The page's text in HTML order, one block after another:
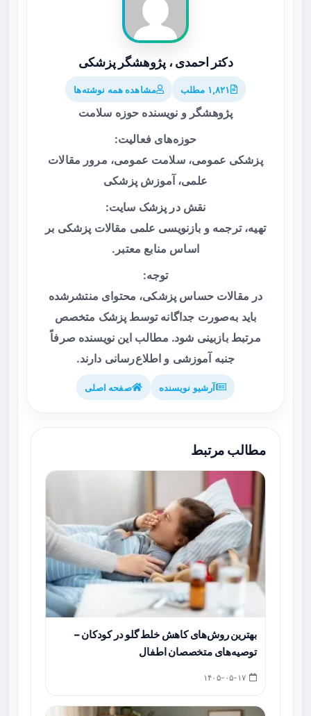
دکتر احمدی ، پژوهشگر پزشکی
۱,۸۲۱ مطلب مشاهده همه نوشته‌ها
پژوهشگر و نویسنده حوزه سلامت
حوزه‌های فعالیت:
پزشکی عمومی، سلامت عمومی، مرور مقالات
علمی، آموزش پزشکی
نقش در پزشک سایت:
تهیه، ترجمه و بازنویسی علمی مقالات پزشکی بر
اساس منابع معتبر.
توجه:
در مقالات حساس پزشکی، محتوای منتشرشده
باید به‌صورت جداگانه توسط پزشک متخصص
مرتبط بازبینی شود. مطالب این نویسنده صرفاً
جنبه آموزشی و اطلاع‌رسانی دارند.
آرشیو نویسنده صفحه اصلی
مطالب مرتبط
بهترین روش‌های کاهش خلط گلو در کودکان –
توصیه‌های متخصصان اطفال